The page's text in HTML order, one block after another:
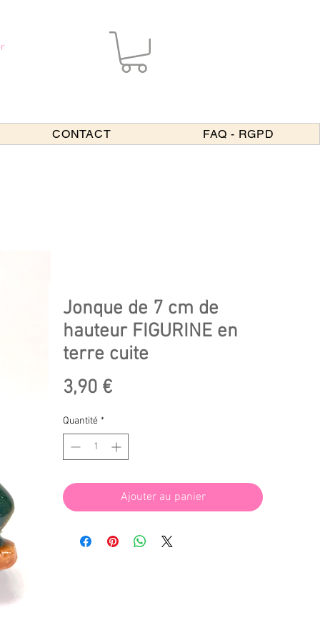
CONTACT FAQ - RGPD
Jonque de 7 cm de
hauteur FIGURINE en
terre cuite
3,90 €Prix
Quantité *
Ajouter au panier